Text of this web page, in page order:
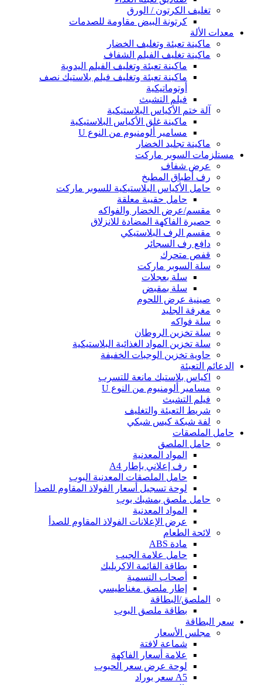
تغليف الكرتون / الورق
كرتونة البيض مقاومة للصدمات
معدات الألة
ماكينة تعبئة وتغليف الخضار
ماكينة تغليف الفيلم الشفاف
ماكينة تعبئة وتغليف الفيلم اليدوية
ماكينة تعبئة وتغليف فيلم بلاستيك نصف
أوتوماتيكية
فيلم التشبث
آلة ختم الأكياس البلاستيكية
ماكينة غلق الأكياس البلاستيكية
مسامير ألومنيوم من النوع U
ماكينة تجليد الخضار
مستلزمات السوبر ماركت
عرض شفاف
رف أطباق المطبخ
حامل الأكياس البلاستيكية للسوبر ماركت
حامل حقيبة معلقة
مقسم/عرض الخضار والفواكه
حصيرة الفاكهة المضادة للانزلاق
مقسم الرف البلاستيكي
دافع رف السجائر
قفص متحرك
سلة السوبر ماركت
سلة بعجلات
سلة بمقبض
صينية عرض اللحوم
مغرفة الجليد
سلة فواكه
سلة تخزين الروطان
سلة تخزين المواد الغذائية البلاستيكية
حاوية تخزين الوجبات الخفيفة
الدعائم التعبئة
اكياس بلاستيك مانعة للتسرب
مسامير ألومنيوم من النوع U
فيلم التشبث
شريط التعبئة والتغليف
لفة شبكة كيس شبكي
حامل الملصقات
حامل الملصق
المواد المعدنية
رف إعلاني بإطار A4
حامل الملصقات المعدنية البوب
لوحة تسجيل أسعار الفولاذ المقاوم للصدأ
حامل ملصق بمشبك بوب
المواد المعدنية
عرض الإعلانات الفولاذ المقاوم للصدأ
لائحة الطعام
مادة ABS
حامل علامة الجيب
بطاقة القائمة الاكريليك
أصحاب التسمية
إطار ملصق مغناطيسي
الملصق/البطاقة
بطاقة ملصق البوب
سعر البطاقة
مجلس الأسعار
شماعة لافتة
علامة أسعار الفاكهة
لوحة عرض سعر الحبوب
A5 سعر بوراد